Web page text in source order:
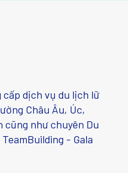
cấp dịch vụ du lịch lữ
Châu Âu, Úc,
cũng như chuyên Du
- Gala